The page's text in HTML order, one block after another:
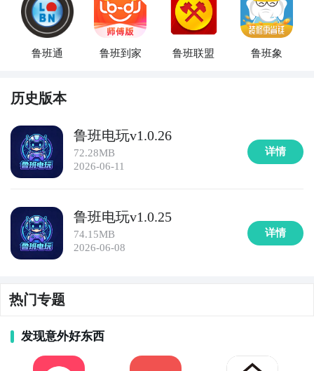
鲁班通 鲁班到家 鲁班联盟 鲁班象
历史版本
鲁班电玩v1.0.26
72.28MB
2026-06-11
详情
鲁班电玩v1.0.25
74.15MB
2026-06-08
详情
热门专题
发现意外好东西